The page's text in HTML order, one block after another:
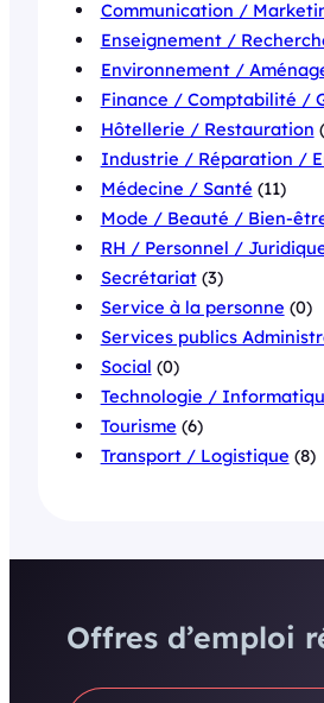
Communication /
Enseignement /
Environnement /
Finance / Comptabilité /
Hôtellerie / Restauration
Industrie / Réparation /
Médecine / Santé (11)
Mode / Beauté / Bien-
RH / Personnel /
Secrétariat(3)
Service à la personne (0)
Services publics
Social (0)
Technologie /
Tourisme (6)
Transport / Logistique (8)
Offres d’emploi